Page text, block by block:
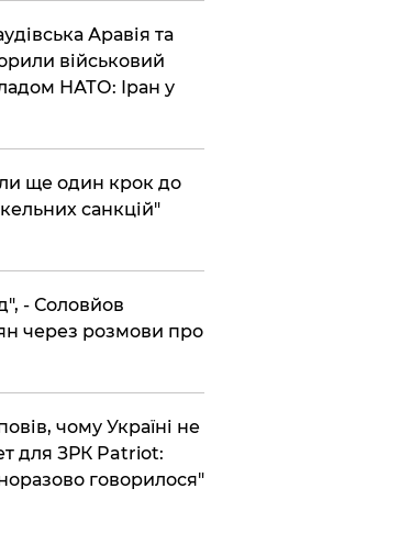
Аравія та
військовий
НАТО: Іран у
ще один крок до
санкцій"
- Соловйов
через розмови про
чому Україні не
для ЗРК Patriot:
говорилося"